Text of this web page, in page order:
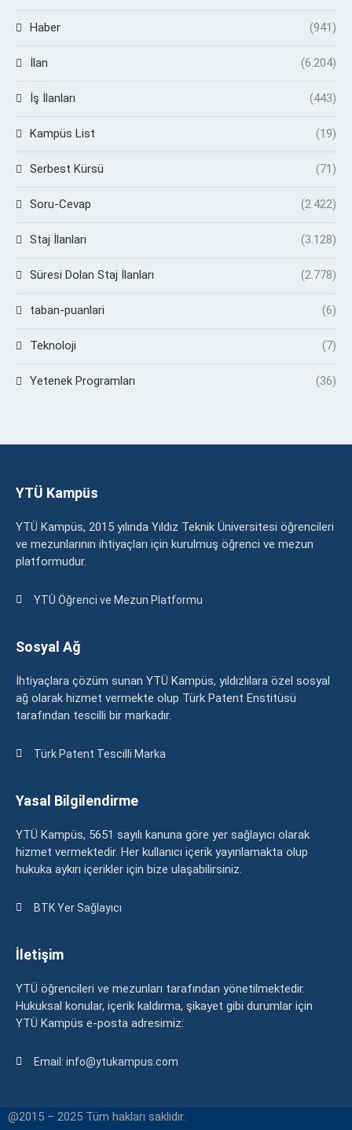
Haber (941)
İlan (6.204)
İş İlanları (443)
Kampüs List (19)
Serbest Kürsü (71)
Soru-Cevap (2.422)
Staj İlanları (3.128)
Süresi Dolan Staj İlanları (2.778)
taban-puanlari (6)
Teknoloji (7)
Yetenek Programları (36)
YTÜ Kampüs
YTÜ Kampüs, 2015 yılında Yıldız Teknik Üniversitesi öğrencileri
ve mezunlarının ihtiyaçları için kurulmuş öğrenci ve mezun
platformudur.
YTÜ Öğrenci ve Mezun Platformu
Sosyal Ağ
İhtiyaçlara çözüm sunan YTÜ Kampüs, yıldızlılara özel sosyal
ağ olarak hizmet vermekte olup Türk Patent Enstitüsü
tarafından tescilli bir markadır.
Türk Patent Tescilli Marka
Yasal Bilgilendirme
YTÜ Kampüs, 5651 sayılı kanuna göre yer sağlayıcı olarak
hizmet vermektedir. Her kullanıcı içerik yayınlamakta olup
hukuka aykırı içerikler için bize ulaşabilirsiniz.
BTK Yer Sağlayıcı
İletişim
YTÜ öğrencileri ve mezunları tarafından yönetilmektedir.
Hukuksal konular, içerik kaldırma, şikayet gibi durumlar için
YTÜ Kampüs e-posta adresimiz:
Email: info@ytukampus.com
@2015 – 2025 Tüm hakları saklıdır.